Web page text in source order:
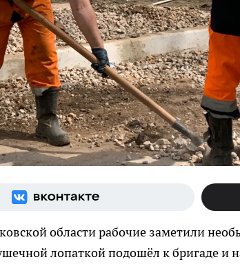
области рабочие заметили
лопаткой подошёл к бригаде и